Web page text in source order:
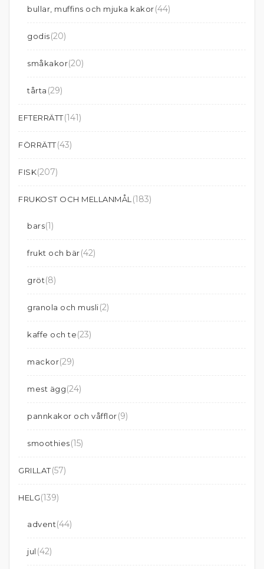
bullar, muffins och mjuka kakor(44)
godis(20)
småkakor(20)
tårta (29)
EFTERRÄTT(141)
FÖRRÄTT(43)
FISK(207)
FRUKOST OCH MELLANMÅL (183)
bars(1)
frukt och bär(42)
gröt(8)
granola och musli(2)
kaffe och te(23)
mackor(29)
mest ägg(24)
pannkakor och våfflor(9)
smoothies(15)
GRILLAT(57)
HELG(139)
advent(44)
jul (42)